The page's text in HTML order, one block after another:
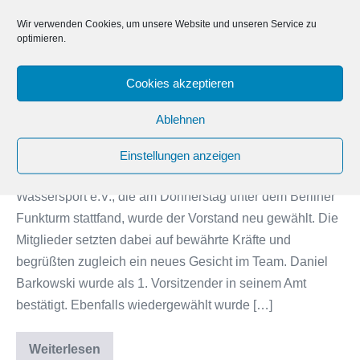
Wir verwenden Cookies, um unsere Website und unseren Service zu
optimieren.
Cookies akzeptieren
Ablehnen
Einstellungen anzeigen
und
frischer
Wind
Berlin, 03. April 2025 – Auf der diesjährigen
Mitgliederversammlung des WVW Wirtschaftsverband
Wassersport e.V., die am Donnerstag unter dem Berliner
Funkturm stattfand, wurde der Vorstand neu gewählt. Die
Mitglieder setzten dabei auf bewährte Kräfte und
begrüßten zugleich ein neues Gesicht im Team. Daniel
Barkowski wurde als 1. Vorsitzender in seinem Amt
bestätigt. Ebenfalls wiedergewählt wurde […]
Weiterlesen
WVW